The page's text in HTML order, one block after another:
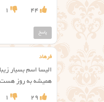
44
1
پاسخ
فرهاد
الیسا اسم بسیار
همیشه به روز هست
29
1